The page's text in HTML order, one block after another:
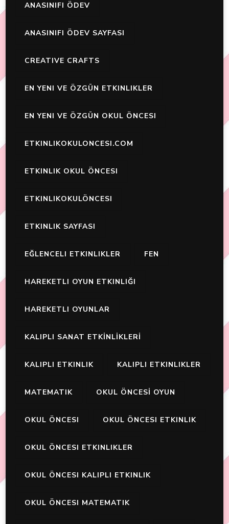
ANASINIFI ÖDEV
ANASINIFI ÖDEV SAYFASI
CREATIVE CRAFTS
EN YENI VE ÖZGÜN ETKINLIKLER
EN YENI VE ÖZGÜN OKUL ÖNCESI
ETKINLIKOKULONCESI.COM
ETKINLIK OKUL ÖNCESI
ETKINLIKOKULÖNCESI
ETKINLIK SAYFASI
EĞLENCELI ETKINLIKLER FEN
HAREKETLI OYUN ETKINLIĞI
HAREKETLI OYUNLAR
KALIPLI SANAT ETKİNLİKLERİ
KALIPLI ETKINLIK KALIPLI ETKINLIKLER
MATEMATIK OKUL ÖNCESİ OYUN
OKUL ÖNCESI OKUL ÖNCESI ETKINLIK
OKUL ÖNCESI ETKINLIKLER
OKUL ÖNCESI KALIPLI ETKINLIK
OKUL ÖNCESI MATEMATIK